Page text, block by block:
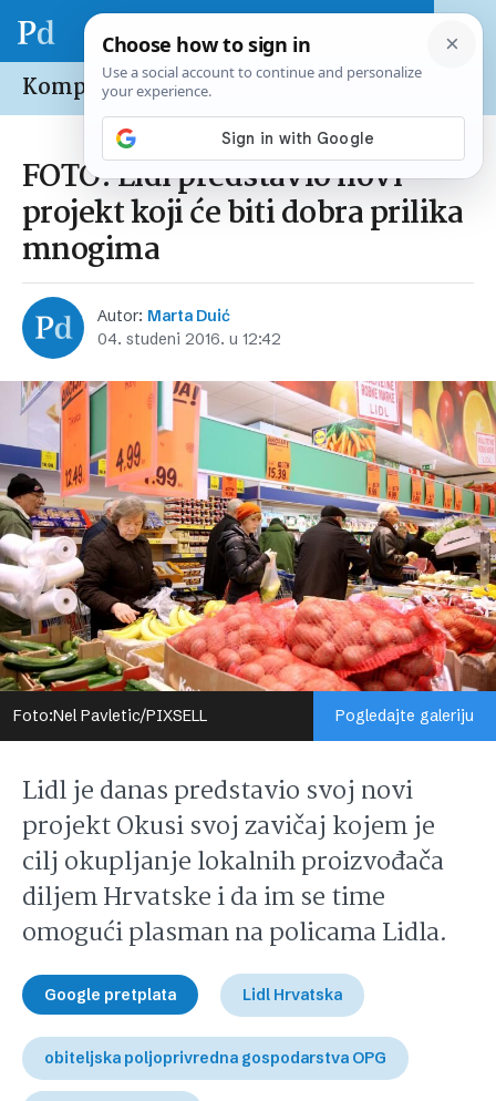
Kompanije /Domaće
FOTO: Lidl predstavio novi
projekt koji će biti dobra prilika
mnogima
Autor: Marta Duić
04. studeni 2016. u 12:42
Foto:Nel Pavletic/PIXSELL Pogledajte galeriju
Lidl je danas predstavio svoj novi
projekt Okusi svoj zavičaj kojem je
cilj okupljanje lokalnih proizvođača
diljem Hrvatske i da im se time
omogući plasman na policama Lidla.
Google pretplata Lidl Hrvatska
obiteljska poljoprivredna gospodarstva OPG